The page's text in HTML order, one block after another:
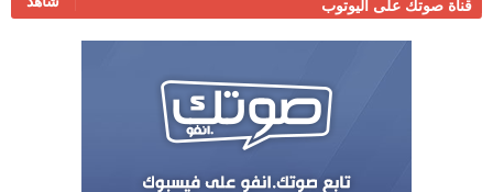
قناة صوتك على اليوتوب